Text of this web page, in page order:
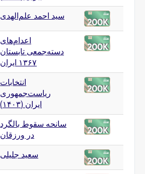
سید احمد علم‌الهدی
اعدام‌های
دسته‌جمعی تابستان
۱۳۶۷ ایران
انتخابات
ریاست‌جمهوری
ایران (۱۴۰۳)
سانحه سقوط بالگرد
در ورزقان
سعید جلیلی